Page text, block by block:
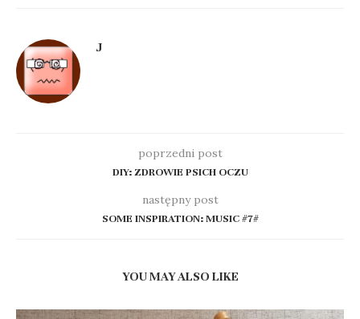
J
poprzedni post
DIY: ZDROWIE PSICH OCZU
następny post
SOME INSPIRATION: MUSIC #7#
YOU MAY ALSO LIKE